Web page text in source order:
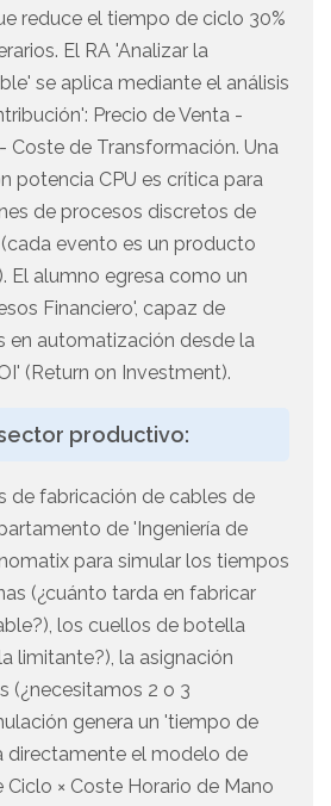
reduce el tiempo de ciclo 30%
El RA 'Analizar la
se aplica mediante el análisis
Precio de Venta -
Coste de Transformación. Una
potencia CPU es crítica para
de procesos discretos de
evento es un producto
El alumno egresa como un
Financiero', capaz de
en automatización desde la
(Return on Investment).
productivo:
de fabricación de cables de
de 'Ingeniería de
para simular los tiempos
(¿cuánto tarda en fabricar
los cuellos de botella
limitante?), la asignación
(¿necesitamos 2 o 3
genera un 'tiempo de
directamente el modelo de
× Coste Horario de Mano